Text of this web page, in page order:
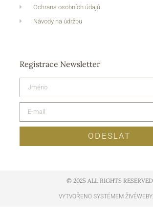
Ochrana osobních údajů
Návody na údržbu
Registrace Newsletter
ODESLAT
© 2025 ALL RIGHTS RESERVED​
VYTVOŘENO SYSTÉMEM